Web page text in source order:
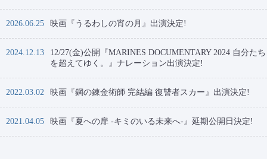
2026.06.25 映画『うるわしの宵の月』出演決定!
2024.12.13
12/27(金)公開『MARINES DOCUMENTARY 2024 自分たち
を超えてゆく。』ナレーション出演決定!
2022.03.02 映画『鋼の錬金術師 完結編 復讐者スカー』出演決定!
2021.04.05 映画『夏への扉 -キミのいる未来へ-』延期公開日決定!